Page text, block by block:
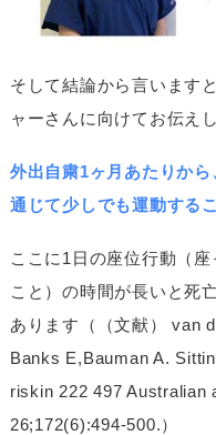
そして結論から言います
ャーさんに向けてお伝え
外出自粛1ヶ月あたりか
通じて少しでも運動する
ここに1日の座位行動（
こと）の時間が長いと死
あります（（文献） van
Banks E,Bauman A.
riskin 222 497 Australian
26;172(6):494-500.）